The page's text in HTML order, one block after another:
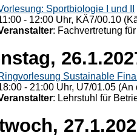
Sportbiologie I und II
- 12:00 Uhr, KÄ7/00.10
: Fachvertretung
Sustainable
- 21:00 Uhr, U7/01.05
: Lehrstuhl für